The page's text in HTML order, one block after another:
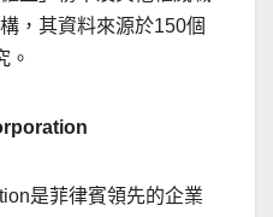
，其資料來源於150個
。
是菲律賓領先的企業